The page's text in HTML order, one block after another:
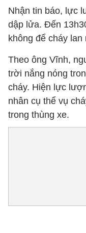
Nhận tin báo, lực
dập lửa. Đến
không để cháy
Theo ông Vĩnh,
trời nắng nóng
cháy. Hiện lực
nhân cụ thể vụ
trong thùng xe.